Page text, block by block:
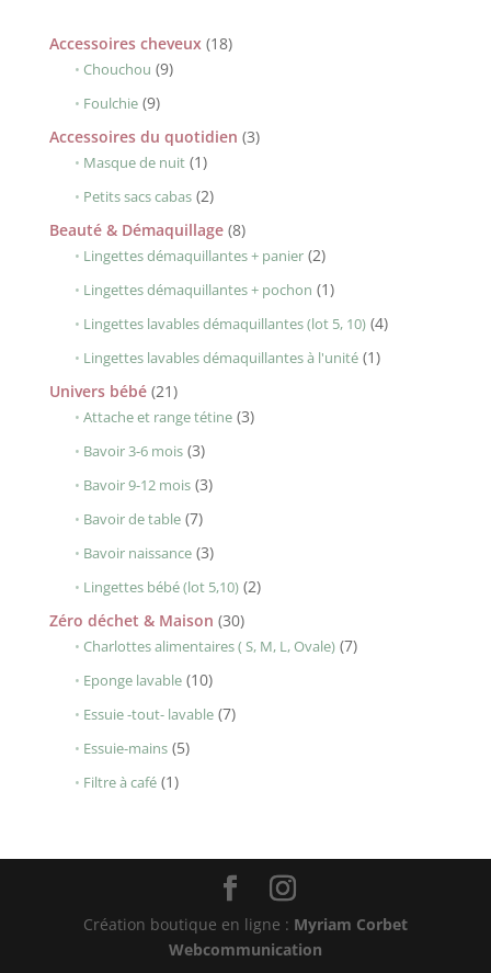
Accessoires cheveux 1818
Chouchou 99
Foulchie 99
produits
Accessoires du quotidien 33
Masque de nuit 11
produit
Petits sacs cabas 22
produits
Beauté & Démaquillage 88
produits
Lingettes démaquillantes + panier 22
produits
Lingettes démaquillantes + pochon 11
produit
Lingettes lavables démaquillantes (lot 5, 10) 44
Lingettes lavables démaquillantes à l'unité 11
Univers bébé 2121
produits
Attache et range tétine 33
Bavoir 3-6 mois 33
produits
Bavoir 9-12 mois 33
Bavoir de table 77
produits
Bavoir naissance 33
produits
Lingettes bébé (lot 5,10) 22
Zéro déchet & Maison 3030
produits
Charlottes alimentaires ( S, M, L, Ovale) 77
Eponge lavable 1010
produits
Essuie -tout- lavable 77
Essuie-mains 55
Filtre à café 11
Création boutique en ligne : Myriam Corbet
Webcommunication